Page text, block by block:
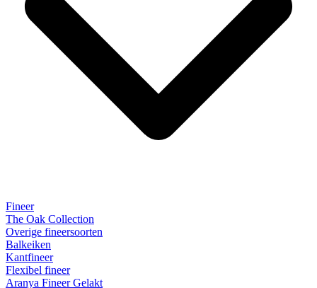
Fineer
The Oak Collection
Overige fineersoorten
Balkeiken
Kantfineer
Flexibel fineer
Aranya Fineer Gelakt